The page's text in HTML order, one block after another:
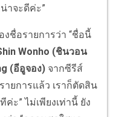
าจะดีค่ะ”
งชื่อรายการว่า “ชื่อนี้
Wonho (ชินวอน
(อีอูจอง) จากซีรีส์
ายการแล้ว เราก็ตัดสิน
ค่ะ” ไม่เพียงเท่านี้ ยัง